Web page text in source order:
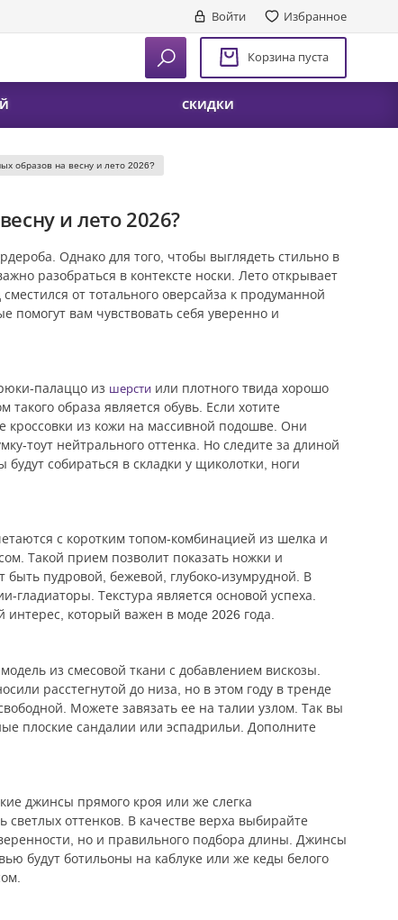
Войти Избранное
Корзина пуста
СКИДКИ
образов на весну и лето 2026?
и лето 2026?
Однако для того, чтобы выглядеть стильно в
разобраться в контексте носки. Лето открывает
от тотального оверсайза к продуманной
помогут вам чувствовать себя уверенно и
палаццо из шерсти или плотного твида хорошо
образа является обувь. Если хотите
кроссовки из кожи на массивной подошве. Они
тоут нейтрального оттенка. Но следите за длиной
собираться в складки у щиколотки, ноги
с коротким топом-комбинацией из шелка и
Такой прием позволит показать ножки и
быть пудровой, бежевой, глубоко-изумрудной. В
Текстура является основой успеха.
интерес, который важен в моде 2026 года.
из смесовой ткани с добавлением вискозы.
расстегнутой до низа, но в этом году в тренде
Можете завязать ее на талии узлом. Так вы
плоские сандалии или эспадрильи. Дополните
джинсы прямого кроя или же слегка
оттенков. В качестве верха выбирайте
но и правильного подбора длины. Джинсы
будут ботильоны на каблуке или же кеды белого